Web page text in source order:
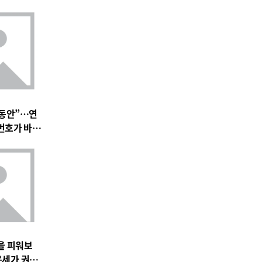
안”…연
호가 바꿀
피워보
가 권하